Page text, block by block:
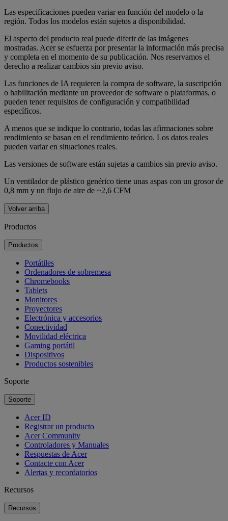
Las especificaciones pueden variar en función del modelo o la
región. Todos los modelos están sujetos a disponibilidad.
El aspecto del producto real puede diferir de las imágenes
mostradas. Acer se esfuerza por presentar la información más precisa
y completa en el momento de su publicación. Nos reservamos el
derecho a realizar cambios sin previo aviso.
Las funciones de IA requieren la compra de software, la suscripción
o habilitación mediante un proveedor de software o plataformas, o
pueden tener requisitos de configuración y compatibilidad
específicos.
A menos que se indique lo contrario, todas las afirmaciones sobre
rendimiento se basan en el rendimiento teórico. Los datos reales
pueden variar en situaciones reales.
Las versiones de software están sujetas a cambios sin previo aviso.
Un ventilador de plástico genérico tiene unas aspas con un grosor de
0,8 mm y un flujo de aire de ~2,6 CFM
Volver arriba
Productos
Productos
Portátiles
Ordenadores de sobremesa
Chromebooks
Tablets
Monitores
Proyectores
Electrónica y accesorios
Conectividad
Movilidad eléctrica
Gaming portátil
Dispositivos
Productos sostenibles
Soporte
Soporte
Acer ID
Registrar un producto
Acer Community
Controladores y Manuales
Respuestas de Acer
Contacte con Acer
Alertas y recordatorios
Recursos
Recursos